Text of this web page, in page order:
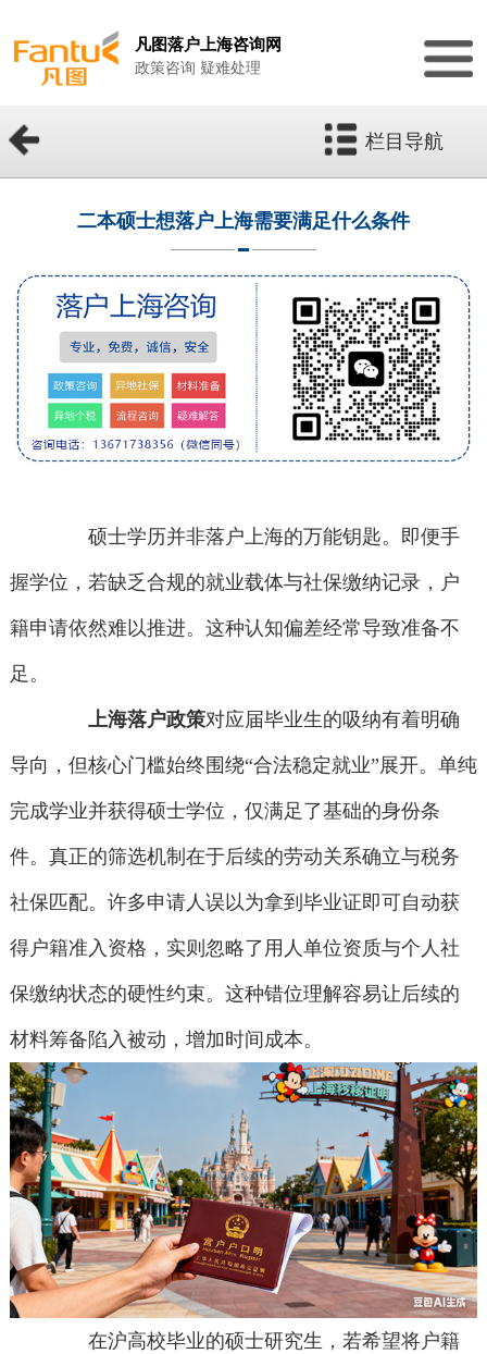
凡图落户上海咨询网
政策咨询 疑难处理
栏目导航
二本硕士想落户上海需要满足什么条件
硕士学历并非落户上海的万能钥匙。即便手
握学位，若缺乏合规的就业载体与社保缴纳记录，户
籍申请依然难以推进。这种认知偏差经常导致准备不
足。
上海落户政策对应届毕业生的吸纳有着明确
导向，但核心门槛始终围绕“合法稳定就业”展开。单纯
完成学业并获得硕士学位，仅满足了基础的身份条
件。真正的筛选机制在于后续的劳动关系确立与税务
社保匹配。许多申请人误以为拿到毕业证即可自动获
得户籍准入资格，实则忽略了用人单位资质与个人社
保缴纳状态的硬性约束。这种错位理解容易让后续的
材料筹备陷入被动，增加时间成本。
在沪高校毕业的硕士研究生，若希望将户籍